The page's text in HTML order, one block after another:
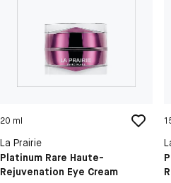
20 ml
La Prairie
Platinum Rare Haute-
Rejuvenation Eye Cream